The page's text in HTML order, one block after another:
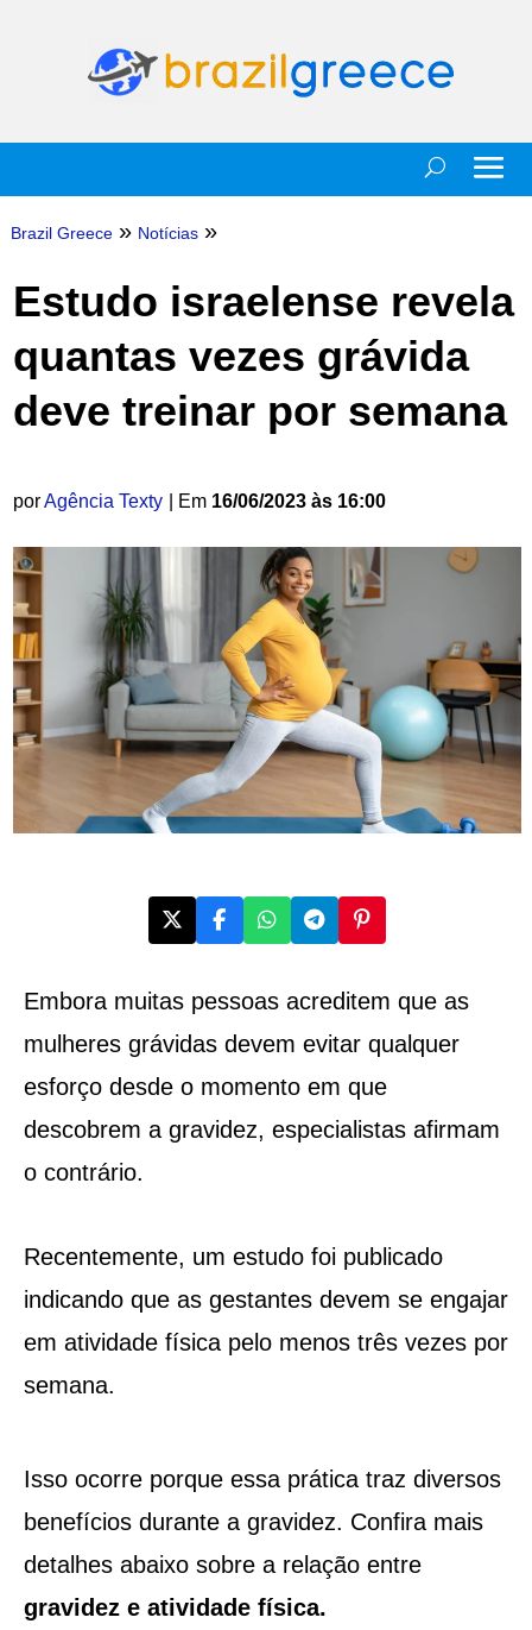
Brazil Greece » Notícias »
Estudo israelense revela
quantas vezes grávida
deve treinar por semana
porAgência Texty | Em 16/06/2023 às 16:00
Embora muitas pessoas acreditem que as
mulheres grávidas devem evitar qualquer
esforço desde o momento em que
descobrem a gravidez, especialistas afirmam
o contrário.
Recentemente, um estudo foi publicado
indicando que as gestantes devem se engajar
em atividade física pelo menos três vezes por
semana.
Isso ocorre porque essa prática traz diversos
benefícios durante a gravidez. Confira mais
detalhes abaixo sobre a relação entre
gravidez e atividade física.